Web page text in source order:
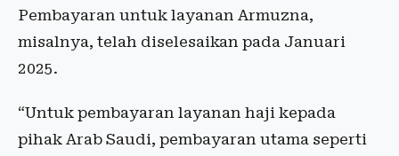
Pembayaran untuk layanan Armuzna,
misalnya, telah diselesaikan pada Januari
2025.
“Untuk pembayaran layanan haji kepada
pihak Arab Saudi, pembayaran utama seperti